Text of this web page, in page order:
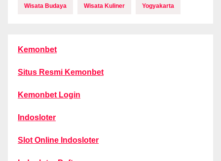
Wisata Budaya Wisata Kuliner Yogyakarta
Kemonbet
Situs Resmi Kemonbet
Kemonbet Login
Indosloter
Slot Online Indosloter